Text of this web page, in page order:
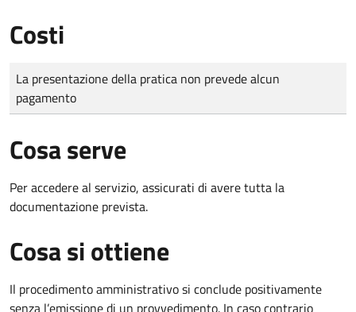
Costi
Tipo di pagamento
Importo
La presentazione della pratica non prevede alcun
pagamento
Cosa serve
Per accedere al servizio, assicurati di avere tutta la
documentazione prevista.
Cosa si ottiene
Il procedimento amministrativo si conclude positivamente
senza l’emissione di un provvedimento. In caso contrario